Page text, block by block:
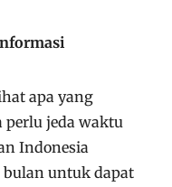
apa yang
perlu jeda waktu
Indonesia
untuk dapat